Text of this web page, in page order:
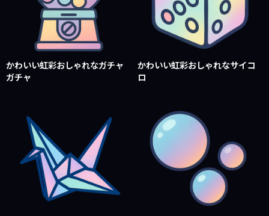
かわいい虹彩おしゃれなガチャ
ガチャ
かわいい虹彩おしゃれなサイコ
ロ